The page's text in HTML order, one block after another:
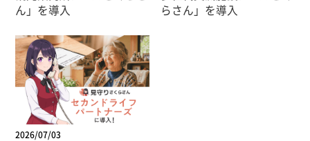
ん」を導入
らさん」を導入
2026/07/03